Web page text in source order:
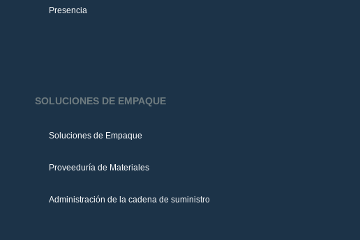
Presencia
SOLUCIONES DE EMPAQUE
Soluciones de Empaque
Proveeduría de Materiales
Administración de la cadena de suministro